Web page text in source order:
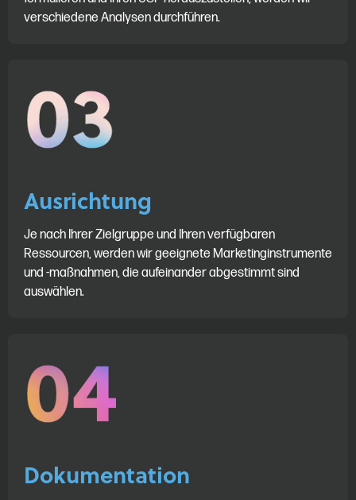
verschiedene Analysen durchführen.
Ausrichtung
Je nach Ihrer Zielgruppe und Ihren verfügbaren
Ressourcen, werden wir geeignete Marketinginstrumente
und -maßnahmen, die aufeinander abgestimmt sind
auswählen.
Dokumentation